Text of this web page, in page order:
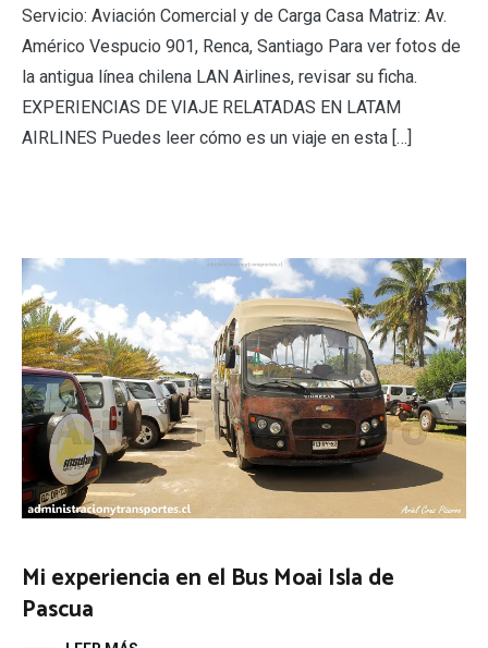
Servicio: Aviación Comercial y de Carga Casa Matriz: Av.
Américo Vespucio 901, Renca, Santiago Para ver fotos de
la antigua línea chilena LAN Airlines, revisar su ficha.
EXPERIENCIAS DE VIAJE RELATADAS EN LATAM
AIRLINES Puedes leer cómo es un viaje en esta […]
Mi experiencia en el Bus Moai Isla de
Pascua